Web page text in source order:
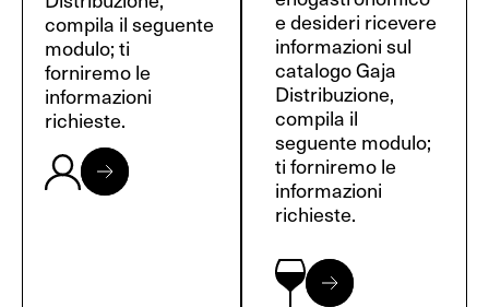
compila il seguente
modulo; ti
forniremo le
informazioni
richieste.
e desideri ricevere
informazioni sul
catalogo Gaja
Distribuzione,
compila il
seguente modulo;
ti forniremo le
informazioni
richieste.